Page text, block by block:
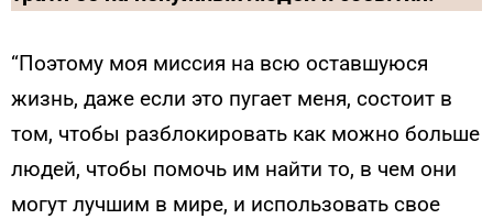
“Поэтому моя миссия на всю оставшуюся
жизнь, даже если это пугает меня, состоит в
том, чтобы разблокировать как можно больше
людей, чтобы помочь им найти то, в чем они
могут лучшим в мире, и использовать свое